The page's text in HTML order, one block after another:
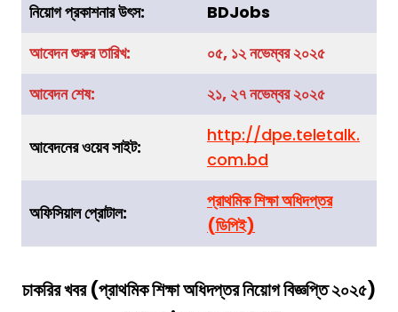
নিয়োগ প্রকাশনার উৎস:
BDJobs
আবেদন শুরুর তারিখ:
০৫, ১২ নভেম্বর ২০২৫
আবেদন শেষ:
২১, ২৭ নভেম্বর ২০২৫
আবেদনের ওয়েব সাইট:
http://dpe.teletalk.
com.bd
অফিসিয়াল প্রোটাল:
প্রাথমিক শিক্ষা অধিদপ্তর
(ডিপিই)
চাকরির খবর (প্রাথমিক শিক্ষা অধিদপ্তরনিয়োগ বিজ্ঞপ্তি ২০২৫)